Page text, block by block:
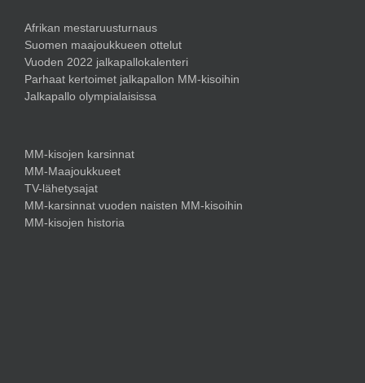
Afrikan mestaruusturnaus
Suomen maajoukkueen ottelut
Vuoden 2022 jalkapallokalenteri
Parhaat kertoimet jalkapallon MM-kisoihin
Jalkapallo olympialaisissa
MM-kisojen karsinnat
MM-Maajoukkueet
TV-lähetysajat
MM-karsinnat vuoden naisten MM-kisoihin
MM-kisojen historia